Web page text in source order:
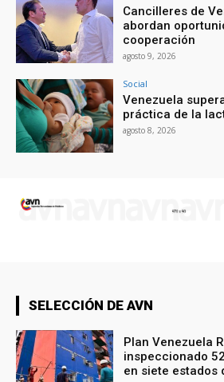
Cancilleres de
abordan
cooperación
agosto 9, 2026
Social
Venezuela
práctica de la
agosto 8, 2026
SELECCIÓN DE AVN
Plan Venezuela
inspeccionado
en siete estados